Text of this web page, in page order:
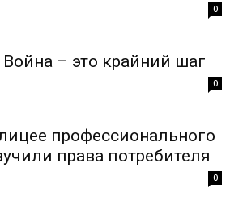
0
– это крайний шаг
0
профессионального
права потребителя
0